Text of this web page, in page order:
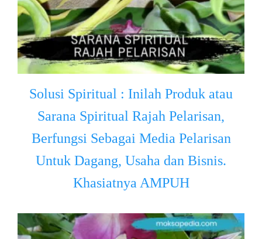
Solusi Spiritual : Inilah Produk atau
Sarana Spiritual Rajah Pelarisan,
Berfungsi Sebagai Media Pelarisan
Untuk Dagang, Usaha dan Bisnis.
Khasiatnya AMPUH